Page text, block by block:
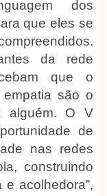
dos
que eles se
da rede
que o
são o
alguém. O V
de
nas redes
construindo
acolhedora”,